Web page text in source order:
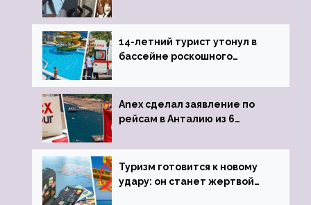
задержке рейса
14-летний турист утонул в
бассейне роскошного
Anex сделал заявление по
рейсам в Анталию из 6
Туризм готовится к новому
удару: он станет жертвой